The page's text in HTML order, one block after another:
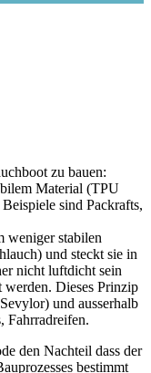
zu bauen:
Material (TPU
sind Packrafts,
weniger stabilen
und steckt sie in
nicht luftdicht sein
werden. Dieses Prinzip
und ausserhalb
Fahrradreifen.
den Nachteil dass der
bestimmt